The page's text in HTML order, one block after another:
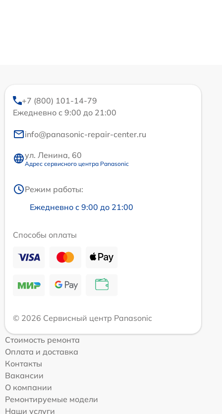
+7 (800) 101-14-79
Ежедневно с 9:00 до 21:00
info@panasonic-repair-center.ru
ул. Ленина, 60
Адрес сервисного центра Panasonic
Режим работы:
Ежедневно с 9:00 до 21:00
Способы оплаты
© 2026 Сервисный центр Panasonic
Стоимость ремонта
Оплата и доставка
Контакты
Вакансии
О компании
Ремонтируемые модели
Наши услуги